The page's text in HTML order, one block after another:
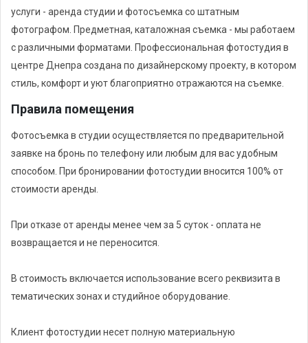
услуги - аренда студии и фотосъемка со штатным
фотографом. Предметная, каталожная съемка - мы работаем
с различными форматами. Профессиональная фотостудия в
центре Днепра создана по дизайнерскому проекту, в котором
стиль, комфорт и уют благоприятно отражаются на съемке.
Правила помещения
Фотосъемка в студии осуществляется по предварительной
заявке на бронь по телефону или любым для вас удобным
способом. При бронировании фотостудии вносится 100% от
стоимости аренды.
При отказе от аренды менее чем за 5 суток - оплата не
возвращается и не переносится.
В стоимость включается использование всего реквизита в
тематических зонах и студийное оборудование.
Клиент фотостудии несет полную материальную